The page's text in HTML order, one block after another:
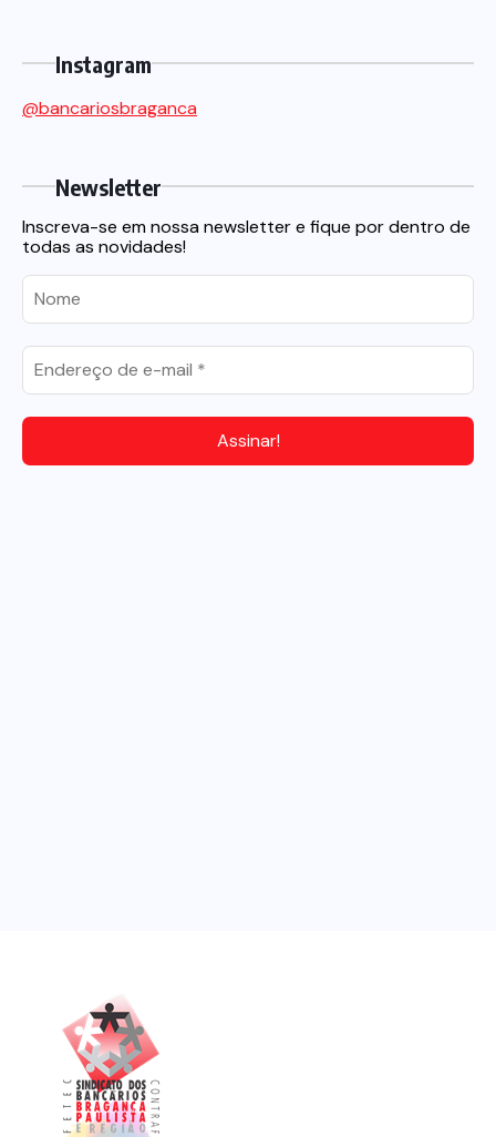
Instagram
@bancariosbraganca
Newsletter
Inscreva-se em nossa newsletter e fique por dentro de
todas as novidades!